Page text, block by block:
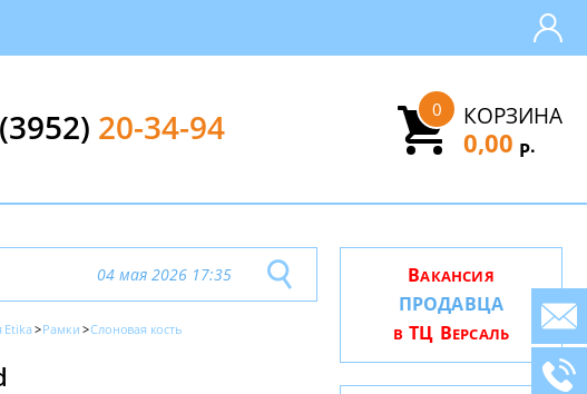
(3952) 20-34-94 КОРЗИНА
0
0,00 Р.
04 мая 2026 17:35
Etika Рамки Слоновая кость
ВАКАНСИЯ
ПРОДАВЦА
В ТЦ ВЕРСАЛЬ